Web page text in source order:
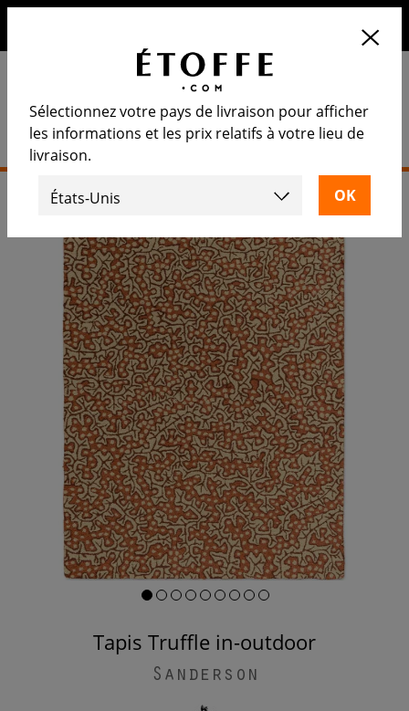
Tapis Truffle in-outdoor
Sanderson
Sélectionnez votre pays de livraison pour afficher
les informations et les prix relatifs à votre lieu de
livraison.